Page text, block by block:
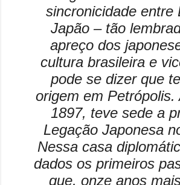
sincronicidade entre
Japão – tão
apreço dos
cultura brasileira e
pode se dizer que
origem em Petrópolis.
1897, teve sede a
Legação Japonesa
Nessa casa
dados os primeiros
que, onze anos